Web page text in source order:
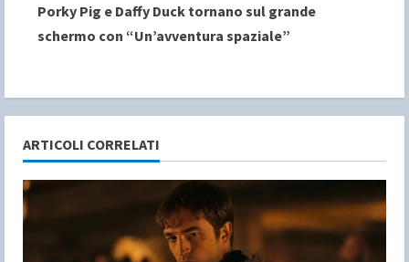
t
n
u
e
Porky Pig e Daffy Duck tornano sul grande
schermo con “Un’avventura spaziale”
ARTICOLI CORRELATI